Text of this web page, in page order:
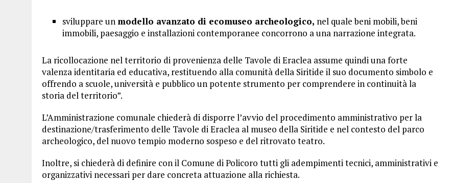
sviluppare un modello avanzato di ecomuseo archeologico, nel quale beni mobili, beni
immobili, paesaggio e installazioni contemporanee concorrono a una narrazione integrata.
La ricollocazione nel territorio di provenienza delle Tavole di Eraclea assume quindi una forte
valenza identitaria ed educativa, restituendo alla comunità della Siritide il suo documento simbolo e
offrendo a scuole, università e pubblico un potente strumento per comprendere in continuità la
storia del territorio”.
L’Amministrazione comunale chiederà di disporre l’avvio del procedimento amministrativo per la
destinazione/trasferimento delle Tavole di Eraclea al museo della Siritide e nel contesto del parco
archeologico, del nuovo tempio moderno sospeso e del ritrovato teatro.
Inoltre, si chiederà di definire con il Comune di Policoro tutti gli adempimenti tecnici, amministrativi e
organizzativi necessari per dare concreta attuazione alla richiesta.